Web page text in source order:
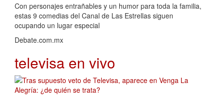
Con personajes entrañables y un humor para toda la familia,
estas 9 comedias del Canal de Las Estrellas siguen
ocupando un lugar especial
Debate.com.mx
televisa en vivo